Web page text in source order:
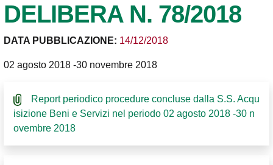
DELIBERA N. 78/2018
DATA PUBBLICAZIONE: 14/12/2018
02 agosto 2018 -30 novembre 2018
Report periodico procedure concluse dalla S.S. Acqu
isizione Beni e Servizi nel periodo 02 agosto 2018 -30 n
ovembre 2018